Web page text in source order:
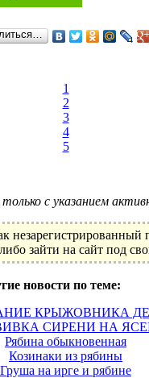
1
2
3
4
5
с указанием
либо зайти на сайт под
новости по теме:
КРЫЖОВНИКА
СИРЕНИ НА
Рябина обыкновенная
Козинаки из рябины
Груша на ирге и рябине